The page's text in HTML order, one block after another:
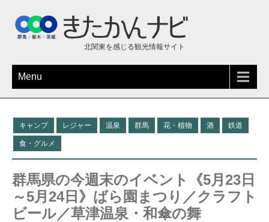
北関東を感じる観光情報サイト
Menu
キャンプ レジャー 温泉 群馬 花・植物 酒 鉄道
食・グルメ
群馬県の今週末のイベント《5月23日
～5月24日》ばら園まつり／クラフト
ビール／草津温泉・和傘の舞